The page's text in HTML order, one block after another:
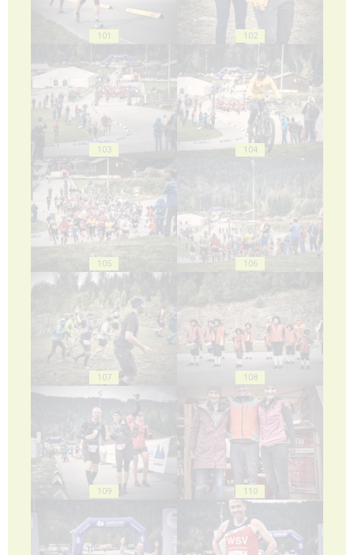
101 102
103 104
105 106
107 108
109 110